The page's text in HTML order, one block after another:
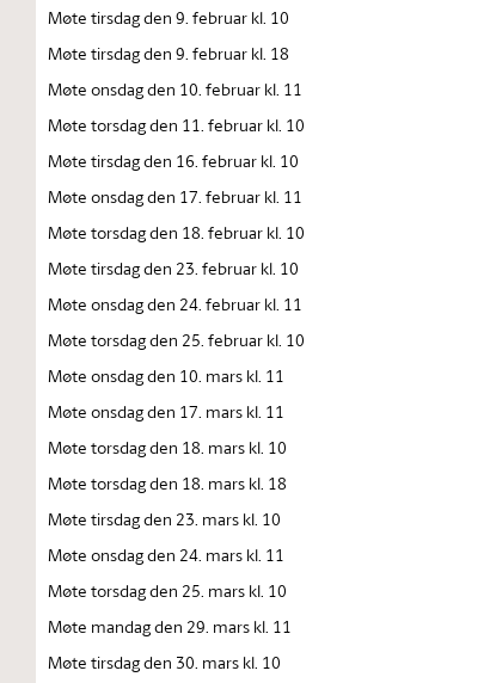
Møte tirsdag den 9. februar kl. 10
Møte tirsdag den 9. februar kl. 18
Møte onsdag den 10. februar kl. 11
Møte torsdag den 11. februar kl. 10
Møte tirsdag den 16. februar kl. 10
Møte onsdag den 17. februar kl. 11
Møte torsdag den 18. februar kl. 10
Møte tirsdag den 23. februar kl. 10
Møte onsdag den 24. februar kl. 11
Møte torsdag den 25. februar kl. 10
Møte onsdag den 10. mars kl. 11
Møte onsdag den 17. mars kl. 11
Møte torsdag den 18. mars kl. 10
Møte torsdag den 18. mars kl. 18
Møte tirsdag den 23. mars kl. 10
Møte onsdag den 24. mars kl. 11
Møte torsdag den 25. mars kl. 10
Møte mandag den 29. mars kl. 11
Møte tirsdag den 30. mars kl. 10